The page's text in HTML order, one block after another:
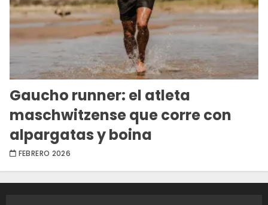
Gaucho runner: el atleta
maschwitzense que corre con
alpargatas y boina
FEBRERO 2026